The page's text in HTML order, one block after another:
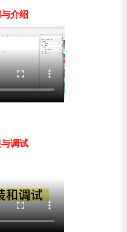
介绍
调试